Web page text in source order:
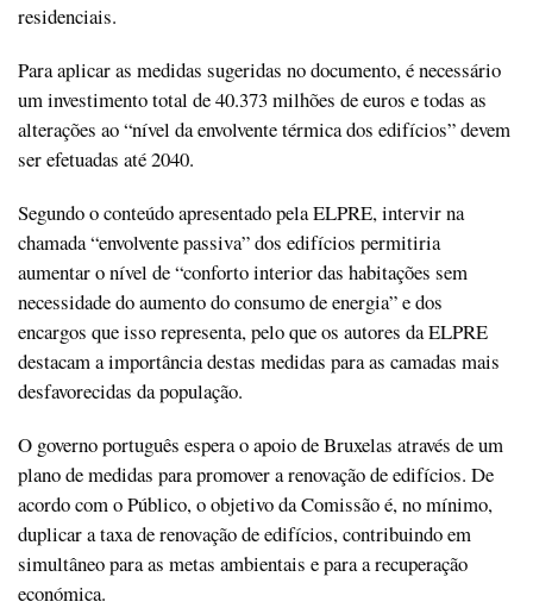
residenciais.
Para aplicar as medidas sugeridas no documento, é necessário
um investimento total de 40.373 milhões de euros e todas as
alterações ao “nível da envolvente térmica dos edifícios” devem
ser efetuadas até 2040.
Segundo o conteúdo apresentado pela ELPRE, intervir na
chamada “envolvente passiva” dos edifícios permitiria
aumentar o nível de “conforto interior das habitações sem
necessidade do aumento do consumo de energia” e dos
encargos que isso representa, pelo que os autores da ELPRE
destacam a importância destas medidas para as camadas mais
desfavorecidas da população.
O governo português espera o apoio de Bruxelas através de um
plano de medidas para promover a renovação de edifícios. De
acordo com o Público, o objetivo da Comissão é, no mínimo,
duplicar a taxa de renovação de edifícios, contribuindo em
simultâneo para as metas ambientais e para a recuperação
económica.